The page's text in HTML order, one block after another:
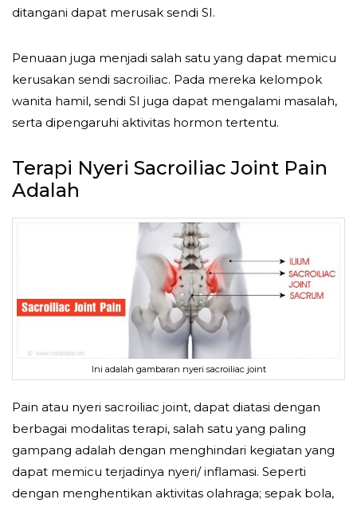
ditangani dapat merusak sendi SI.
Penuaan juga menjadi salah satu yang dapat memicu
kerusakan sendi sacroiliac. Pada mereka kelompok
wanita hamil, sendi SI juga dapat mengalami masalah,
serta dipengaruhi aktivitas hormon tertentu.
Terapi Nyeri Sacroiliac Joint Pain
Adalah
Ini adalah gambaran nyeri sacroiliac joint
Pain atau nyeri sacroiliac joint, dapat diatasi dengan
berbagai modalitas terapi, salah satu yang paling
gampang adalah dengan menghindari kegiatan yang
dapat memicu terjadinya nyeri/ inflamasi. Seperti
dengan menghentikan aktivitas olahraga; sepak bola,